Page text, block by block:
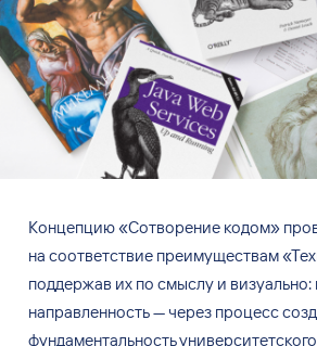
Концепцию «Сотворение кодом»
на соответствие преимуществам
поддержав их по смыслу и визуально:
направленность — через процесс
фундаментальность